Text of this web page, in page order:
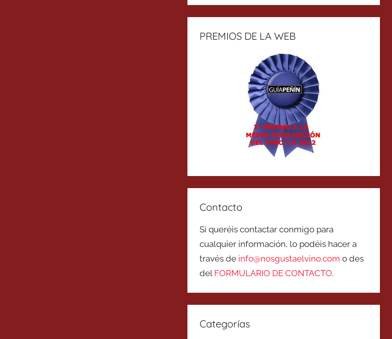
PREMIOS DE LA WEB
Contacto
Si queréis contactar conmigo para
cualquier información, lo podéis hacer a
través de info@nosgustaelvino.com o des
del FORMULARIO DE CONTACTO.
Categorías